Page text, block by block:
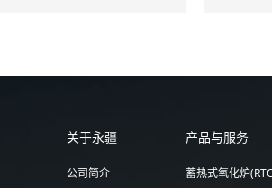
关于永疆
公司简介
产品与服务
蓄热式氧化炉